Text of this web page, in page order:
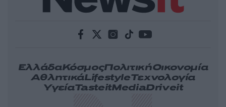
ΕλλάδαΚόσμοςΠολιτικήΟικονομία
ΑθλητικάLifestyleΤεχνολογία
ΥγείαTasteitMediaDriveit